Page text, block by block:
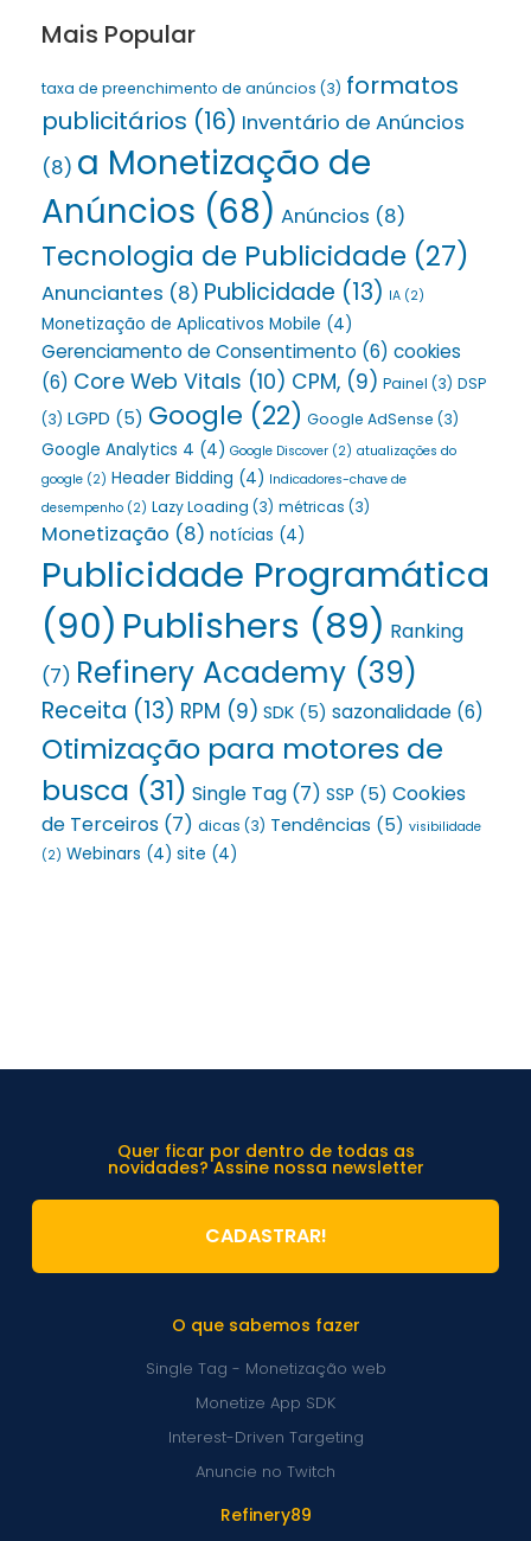
Mais Popular
taxa de preenchimento de anúncios (3) formatos
publicitários (16) Inventário de Anúncios
(8) a Monetização de
Anúncios (68) Anúncios (8)
Tecnologia de Publicidade (27)
Anunciantes (8) Publicidade (13) IA (2)
Monetização de Aplicativos Mobile (4)
Gerenciamento de Consentimento (6) cookies
(6) Core Web Vitals (10) CPM, (9) Painel (3) DSP
(3) LGPD (5) Google (22) Google AdSense (3)
Google Analytics 4 (4) Google Discover (2) atualizações do
google (2) Header Bidding (4) Indicadores-chave de
desempenho (2) Lazy Loading (3) métricas (3)
Monetização (8) notícias (4)
Publicidade Programática
(90) Publishers (89) Ranking
(7) Refinery Academy (39)
Receita (13) RPM (9) SDK (5) sazonalidade (6)
Otimização para motores de
busca (31) Single Tag (7) SSP (5) Cookies
de Terceiros (7) dicas (3) Tendências (5) visibilidade
(2) Webinars (4) site (4)
Refinery89
O que sabemos fazer
Single Tag - Monetização web
Monetize App SDK
Interest-Driven Targeting
Anuncie no Twitch
Quer ficar por dentro de todas as
novidades? Assine nossa newsletter
CADASTRAR!